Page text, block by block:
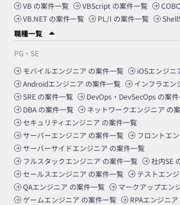
VB の案件一覧 VBScript の案件一覧
VB.NET の案件一覧 PL/I の案件一覧
職種一覧
PG・SE
モバイルエンジニア の案件一覧 iOSエンジニ
Androidエンジニア の案件一覧 インフラエン
SRE の案件一覧 DevOps・DevSecOps の案
DBA の案件一覧 ネットワークエンジニア の
セキュリティエンジニア の案件一覧
サーバーエンジニア の案件一覧 フロントエ
サーバーサイドエンジニア の案件一覧
フルスタックエンジニア の案件一覧 社内SE
セールスエンジニア の案件一覧 テストエン
QAエンジニア の案件一覧 マークアップエン
ゲームエンジニア の案件一覧 RPAエンジニア